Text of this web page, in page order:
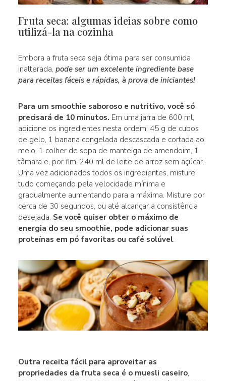
Fruta seca: algumas ideias sobre como
utilizá-la na cozinha
Embora a fruta seca seja ótima para ser consumida
inalterada, pode ser um excelente ingrediente base
para receitas fáceis e rápidas, à prova de iniciantes!
Para um smoothie saboroso e nutritivo, você só
precisará de 10 minutos. Em uma jarra de 600 ml,
adicione os ingredientes nesta ordem: 45 g de cubos
de gelo, 1 banana congelada descascada e cortada ao
meio, 1 colher de sopa de manteiga de amendoim, 1
tâmara e, por fim, 240 ml de leite de arroz sem açúcar.
Uma vez adicionados todos os ingredientes, misture
tudo começando pela velocidade mínima e
gradualmente aumentando para a máxima. Misture por
cerca de 30 segundos, ou até alcançar a consistência
desejada. Se você quiser obter o máximo de
energia do seu smoothie, pode adicionar suas
proteínas em pó favoritas ou café solúvel.
Outra receita fácil para aproveitar as
propriedades da fruta seca é o muesli caseiro,